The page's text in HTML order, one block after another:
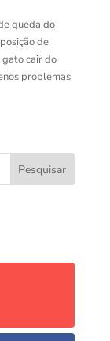
queda do
de
cair do
problemas
Pesquisar